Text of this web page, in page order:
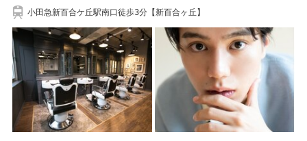
小田急新百合ケ丘駅南口徒歩3分【新百合ヶ丘】